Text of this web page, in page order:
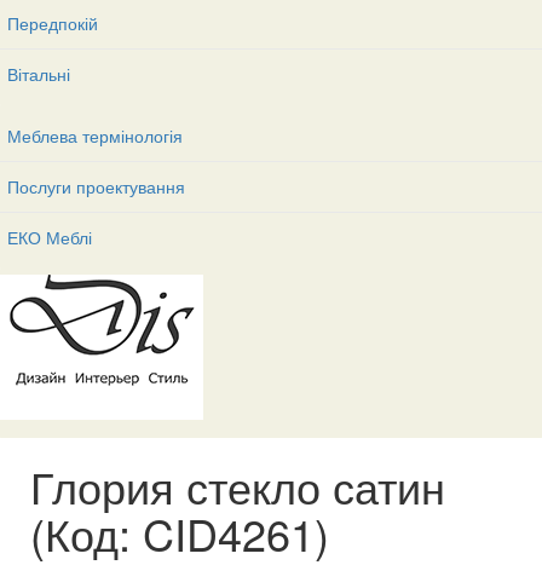
Передпокій
Вітальні
Меблева термінологія
Послуги проектування
ЕКО Меблі
Глория стекло сатин
(Код: CID4261)